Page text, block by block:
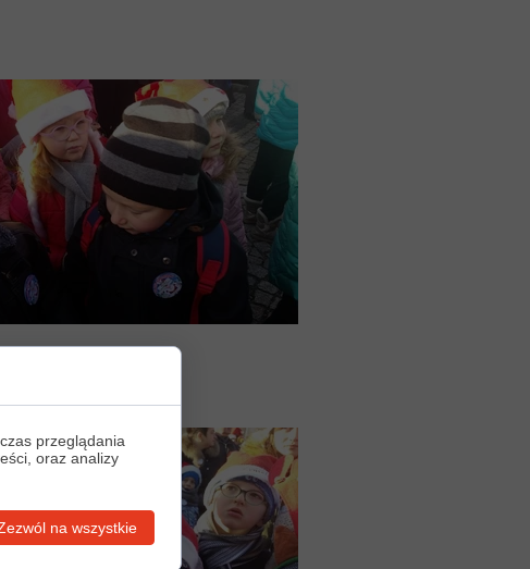
przeglądania
oraz analizy
na wszystkie